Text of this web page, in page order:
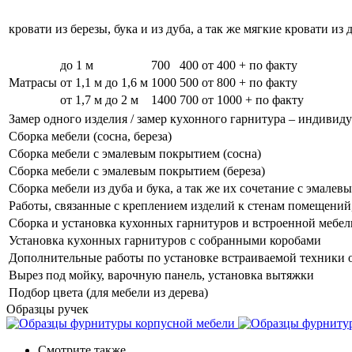
кровати из березы, бука и из дуба, а так же мягкие кровати из
Матрасы
до 1 м 700 400 от 400 + по факту
от 1,1 м до 1,6 м 1000 500 от 800 + по факту
от 1,7 м до 2 м
1400 700 от 1000 + по факту
Замер одного изделия / замер кухонного гарнитура –
Сборка мебели (сосна, береза)
Сборка мебели с эмалевым покрытием (сосна)
Сборка мебели с эмалевым покрытием (береза)
Сборка мебели из дуба и бука, а так же их сочетание с
Работы, связанные с креплением изделий к стенам
Сборка и установка кухонных гарнитуров и встроенной
Установка кухонных гарнитуров с собранными коробами
Дополнительные работы по установке встраиваемой техники
Вырез под мойку, варочную панель, установка вытяжки
Подбор цвета (для мебели из дерева)
Образцы ручек